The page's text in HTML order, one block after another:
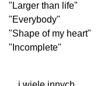
"Larger than life"
"Everybody"
"Shape of my heart"
"Incomplete"